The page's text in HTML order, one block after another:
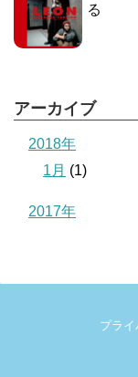
る
アーカイブ
2018年
1月 (1)
2017年
プラ